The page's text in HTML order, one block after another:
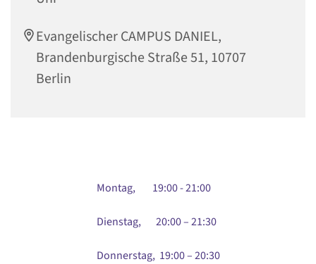
Evangelischer CAMPUS DANIEL,
Brandenburgische Straße 51, 10707
Berlin
Montag, 19:00 - 21:00
Dienstag, 20:00 – 21:30
Donnerstag, 19:00 – 20:30